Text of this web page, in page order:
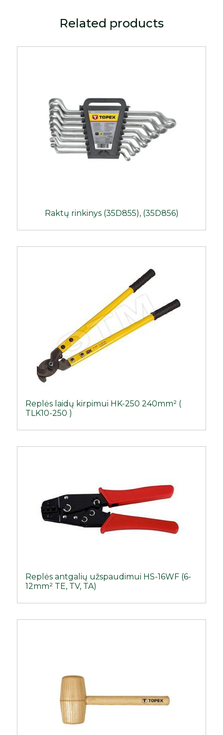
Related products
Raktų rinkinys (35D855), (35D856)
Replės laidų kirpimui HK-250 240mm² (
TLK10-250 )
Replės antgalių užspaudimui HS-16WF (6-
12mm² TE, TV, TA)